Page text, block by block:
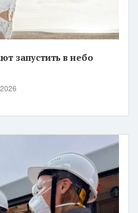
запустить в небо